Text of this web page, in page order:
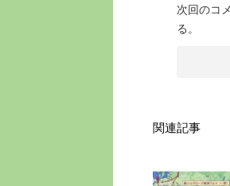
次回のコ
る。
関連記事